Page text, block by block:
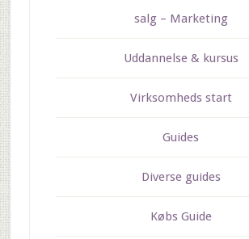
salg – Marketing
Uddannelse & kursus
Virksomheds start
Guides
Diverse guides
Købs Guide